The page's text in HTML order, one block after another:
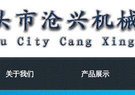
关于我们 产品展示